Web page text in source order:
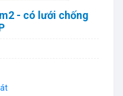
- có lưới chống